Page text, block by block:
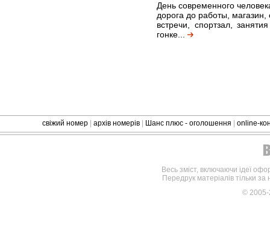
День современного
дорога до работы,
встречи, спортзал,
гонке...
свіжий номер архів номерів Шанс плюс - оголошення online-
Весь зміст, включаючи ідеї
Передрук матеріалів тільки
©